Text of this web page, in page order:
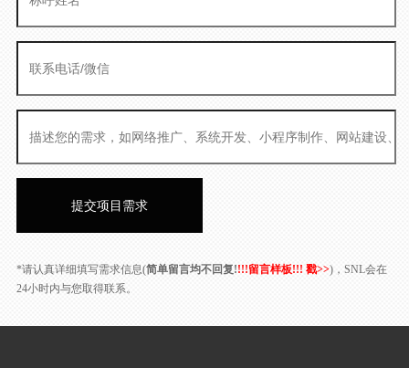
*请认真详细填写需求信息(简单留言均不回复!!!!留言样板!!! 戳>>)，SNL会在
24小时内与您取得联系。